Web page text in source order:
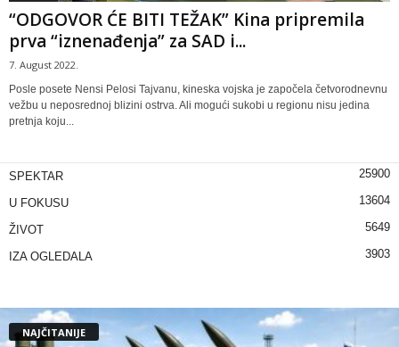
“ODGOVOR ĆE BITI TEŽAK” Kina pripremila
prva “iznenađenja” za SAD i...
7. August 2022.
Posle posete Nensi Pelosi Tajvanu, kineska vojska je započela četvorodnevnu
vežbu u neposrednoj blizini ostrva. Ali mogući sukobi u regionu nisu jedina
pretnja koju...
SPEKTAR 25900
U FOKUSU 13604
ŽIVOT 5649
IZA OGLEDALA 3903
NAJČITANIJE